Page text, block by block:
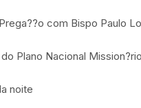
com Bispo Paulo
do Plano Nacional
noite